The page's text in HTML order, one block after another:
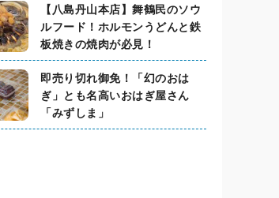
【八島丹山本店】舞鶴民のソウ
ルフード！ホルモンうどんと鉄
板焼きの焼肉が必見！
即売り切れ御免！「幻のおは
ぎ」とも名高いおはぎ屋さん
「みずしま」